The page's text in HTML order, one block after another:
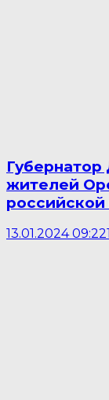
жителей
российской
13.01.2024 09:22